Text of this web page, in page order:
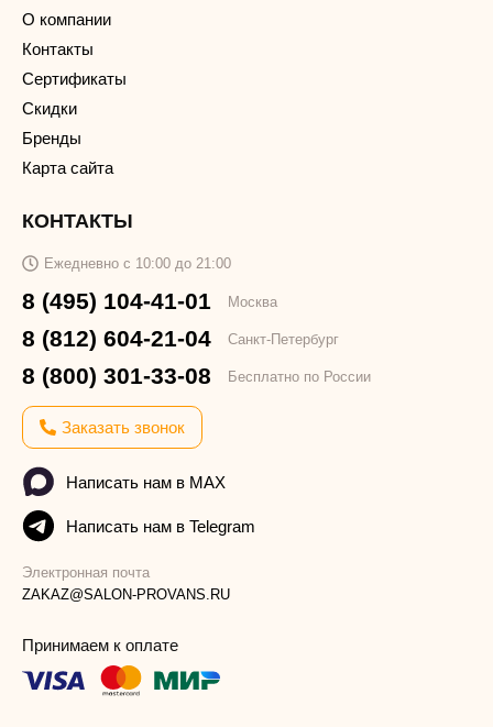
О компании
Контакты
Сертификаты
Скидки
Бренды
Карта сайта
КОНТАКТЫ
Ежедневно с 10:00 до 21:00
8 (495) 104-41-01 Москва
8 (812) 604-21-04 Санкт-Петербург
8 (800) 301-33-08 Бесплатно по России
Заказать звонок
Написать нам в MAX
Написать нам в Telegram
Электронная почта
ZAKAZ@SALON-PROVANS.RU
Принимаем к оплате